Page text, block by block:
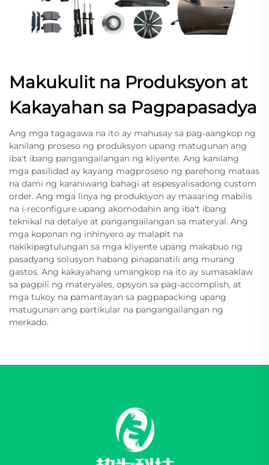
Makukulit na Produksyon at
Kakayahan sa Pagpapasadya
Ang mga tagagawa na ito ay mahusay sa pag-aangkop ng
kanilang proseso ng produksyon upang matugunan ang
iba't ibang pangangailangan ng kliyente. Ang kanilang
mga pasilidad ay kayang magproseso ng parehong mataas
na dami ng karaniwang bahagi at espesyalisadong custom
order. Ang mga linya ng produksyon ay maaaring mabilis
na i-reconfigure upang akomodahin ang iba't ibang
teknikal na detalye at pangangailangan sa materyal. Ang
mga koponan ng inhinyero ay malapit na
nakikipagtulungan sa mga kliyente upang makabuo ng
pasadyang solusyon habang pinapanatili ang murang
gastos. Ang kakayahang umangkop na ito ay sumasaklaw
sa pagpili ng materyales, opsyon sa pag-accomplish, at
mga tukoy na pamantayan sa pagpapacking upang
matugunan ang partikular na pangangailangan ng
merkado.